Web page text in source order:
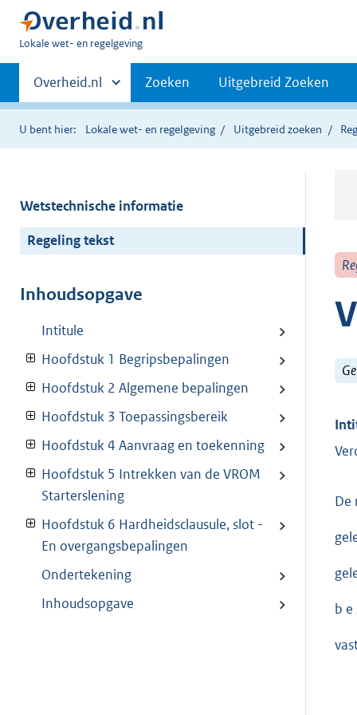
U
hier:
Lokale wet- en regelgeving
Primaire
navigatie
Andere
sites
binnen
Overheid.nl Zoeken Uitgebreid Zoeken
U bent hier: Lokale wet- en regelgeving Uitgebreid zoeken
Wetstechnische informatie
Regeling tekst
Inhoudsopgave
Intitule
Hoofdstuk 1 Begripsbepalingen
Hoofdstuk 2 Algemene bepalingen
Hoofdstuk 3 Toepassingsbereik
Hoofdstuk 4 Aanvraag en toekenning
Hoofdstuk 5 Intrekken van de VROM
Starterslening
Hoofdstuk 6 Hardheidsclausule, slot -
En overgangsbepalingen
Ondertekening
Inhoudsopgave
De
b e